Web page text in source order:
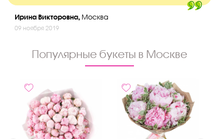
Ирина Викторовна, Москва
09 ноября 2019
Популярные букеты в Москве